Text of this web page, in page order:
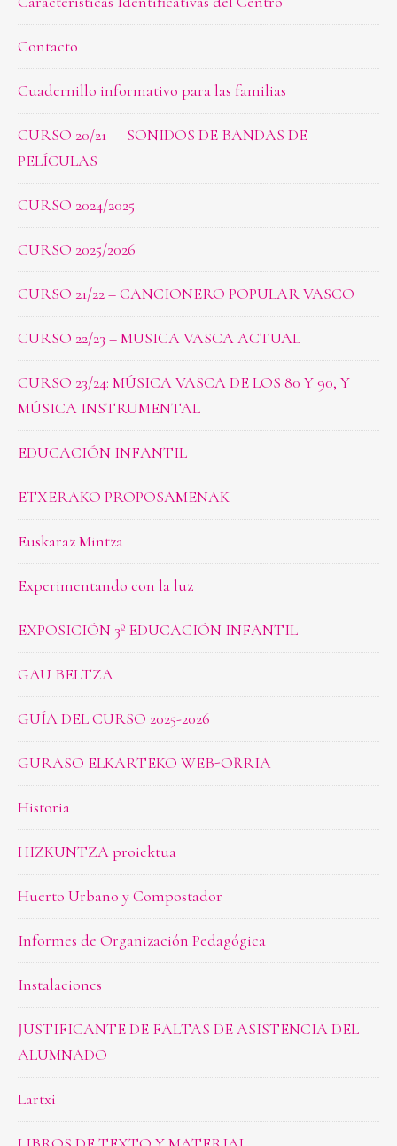
Contacto
Cuadernillo informativo para las familias
CURSO 20/21 — SONIDOS DE BANDAS DE
PELÍCULAS
CURSO 2024/2025
CURSO 2025/2026
CURSO 21/22 – CANCIONERO POPULAR VASCO
CURSO 22/23 – MUSICA VASCA ACTUAL
CURSO 23/24: MÚSICA VASCA DE LOS 80 Y 90, Y
MÚSICA INSTRUMENTAL
EDUCACIÓN INFANTIL
ETXERAKO PROPOSAMENAK
Euskaraz Mintza
Experimentando con la luz
EXPOSICIÓN 3º EDUCACIÓN INFANTIL
GAU BELTZA
GUÍA DEL CURSO 2025-2026
GURASO ELKARTEKO WEB-ORRIA
Historia
HIZKUNTZA proiektua
Huerto Urbano y Compostador
Informes de Organización Pedagógica
Instalaciones
JUSTIFICANTE DE FALTAS DE ASISTENCIA DEL
ALUMNADO
Lartxi